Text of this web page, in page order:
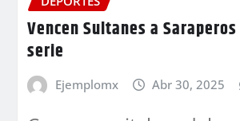
Vencen Sultanes a
serie
Ejemplomx Abr 30, 2025